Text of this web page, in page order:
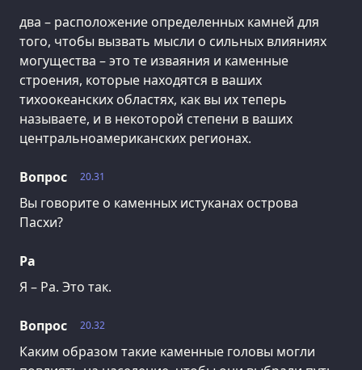
два – расположение определенных камней для
того, чтобы вызвать мысли о сильных влияниях
могущества – это те изваяния и каменные
строения, которые находятся в ваших
тихоокеанских областях, как вы их теперь
называете, и в некоторой степени в ваших
центральноамериканских регионах.
20.31
Вопрос
Вы говорите о каменных истуканах острова
Пасхи?
Ра
Я – Ра. Это так.
20.32
Вопрос
Каким образом такие каменные головы могли